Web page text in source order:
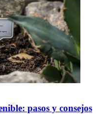
pasos y consejos